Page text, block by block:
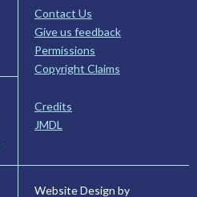
Contact Us
Give us feedback
Permissions
Copyright Claims
Credits
JMDL
Website Design by